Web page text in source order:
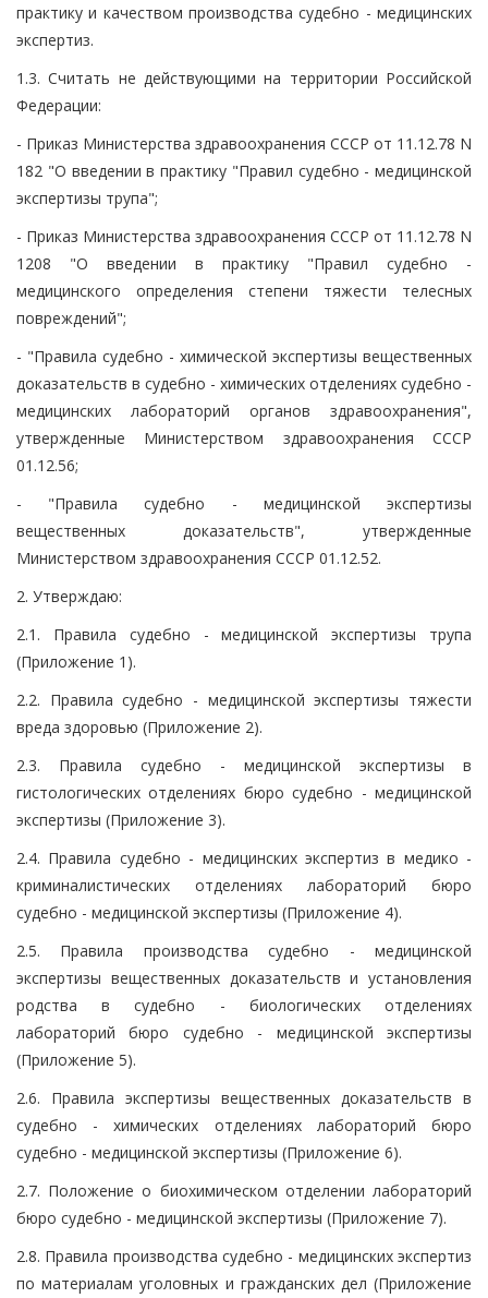
практику и качеством производства судебно - медицинских
экспертиз.
1.3. Считать не действующими на территории Российской
Федерации:
- Приказ Министерства здравоохранения СССР от 11.12.78 N
182 "О введении в практику "Правил судебно - медицинской
экспертизы трупа";
- Приказ Министерства здравоохранения СССР от 11.12.78 N
1208 "О введении в практику "Правил судебно -
медицинского определения степени тяжести телесных
повреждений";
- "Правила судебно - химической экспертизы вещественных
доказательств в судебно - химических отделениях судебно -
медицинских лабораторий органов здравоохранения",
утвержденные Министерством здравоохранения СССР
01.12.56;
- "Правила судебно - медицинской экспертизы
вещественных доказательств", утвержденные
Министерством здравоохранения СССР 01.12.52.
2. Утверждаю:
2.1. Правила судебно - медицинской экспертизы трупа
(Приложение 1).
2.2. Правила судебно - медицинской экспертизы тяжести
вреда здоровью (Приложение 2).
2.3. Правила судебно - медицинской экспертизы в
гистологических отделениях бюро судебно - медицинской
экспертизы (Приложение 3).
2.4. Правила судебно - медицинских экспертиз в медико -
криминалистических отделениях лабораторий бюро
судебно - медицинской экспертизы (Приложение 4).
2.5. Правила производства судебно - медицинской
экспертизы вещественных доказательств и установления
родства в судебно - биологических отделениях
лабораторий бюро судебно - медицинской экспертизы
(Приложение 5).
2.6. Правила экспертизы вещественных доказательств в
судебно - химических отделениях лабораторий бюро
судебно - медицинской экспертизы (Приложение 6).
2.7. Положение о биохимическом отделении лабораторий
бюро судебно - медицинской экспертизы (Приложение 7).
2.8. Правила производства судебно - медицинских экспертиз
по материалам уголовных и гражданских дел (Приложение